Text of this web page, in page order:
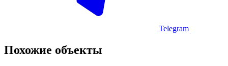
Telegram
Похожие объекты